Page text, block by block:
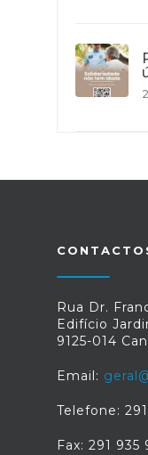
Rua Dr.
Edifício
9125-014
Email:
Telefone:
Fax: 291 935